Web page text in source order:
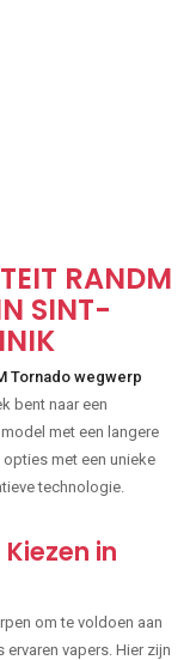
RANDM
SINT-
Tornado wegwerp
bent naar een
met een langere
met een unieke
technologie.
in
om te voldoen aan
vapers. Hier zijn